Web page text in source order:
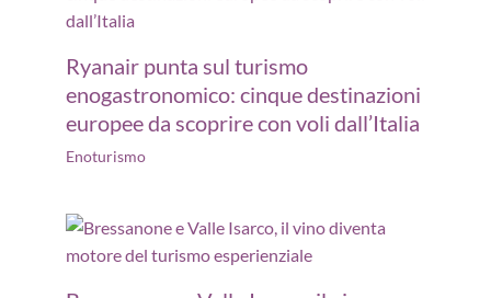
Ryanair punta sul turismo
enogastronomico: cinque destinazioni
europee da scoprire con voli dall’Italia
Enoturismo